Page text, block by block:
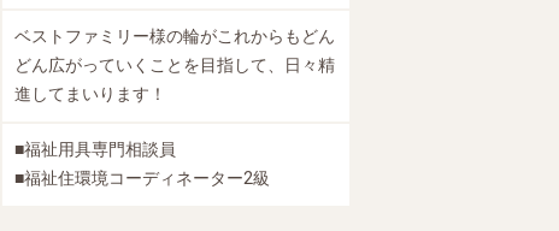
ベストファミリー様の輪がこれからもどん
どん広がっていくことを目指して、日々精
進してまいります！
■福祉用具専門相談員
■福祉住環境コーディネーター2級